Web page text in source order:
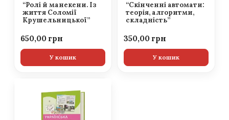
“Ролі й манекени. Із
життя Соломії
Крушельницької”
650,00
У кошик
“Скінченні автомати:
теорія, алгоритми,
складність”
350,00
У кошик